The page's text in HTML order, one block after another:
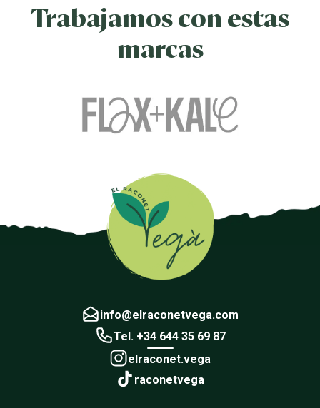
Trabajamos con estas
marcas
info@elraconetvega.com
Tel. +34 644 35 69 87
elraconet.vega
raconetvega